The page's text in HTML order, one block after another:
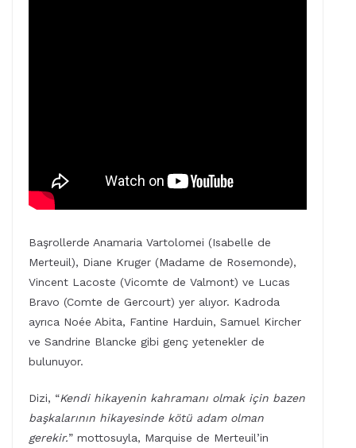
Başrollerde Anamaria Vartolomei (Isabelle de
Merteuil), Diane Kruger (Madame de Rosemonde),
Vincent Lacoste (Vicomte de Valmont) ve Lucas
Bravo (Comte de Gercourt) yer alıyor. Kadroda
ayrıca Noée Abita, Fantine Harduin, Samuel Kircher
ve Sandrine Blancke gibi genç yetenekler de
bulunuyor.
Dizi, “Kendi hikayenin kahramanı olmak için bazen
başkalarının hikayesinde kötü adam olman
gerekir.” mottosuyla, Marquise de Merteuil’in